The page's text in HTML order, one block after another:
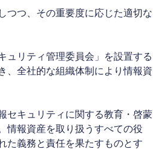
つつ、その重要度に応じた適切な
ュリティ管理委員会」を設置する
、全社的な組織体制により情報資
セキュリティに関する教育・啓蒙
情報資産を取り扱うすべての役
た義務と責任を果たすものとす